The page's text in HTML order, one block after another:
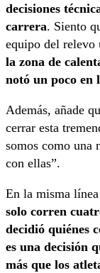
decisiones
carrera. Siento
equipo del relevo
la zona de
notó un poco en
Además, añade
cerrar esta
somos como una
con ellas”.
En la misma
solo corren
decidió quiénes
es una decisión
más que los